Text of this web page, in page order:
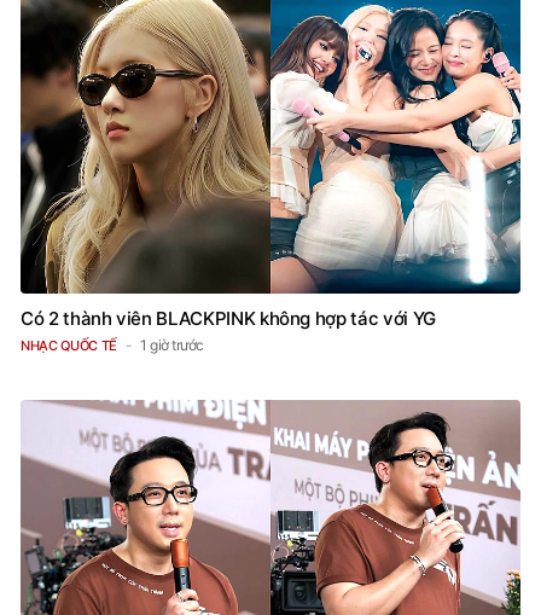
Có 2 thành viên BLACKPINK không hợp tác với YG
NHẠC QUỐC TẾ 1 giờ trước